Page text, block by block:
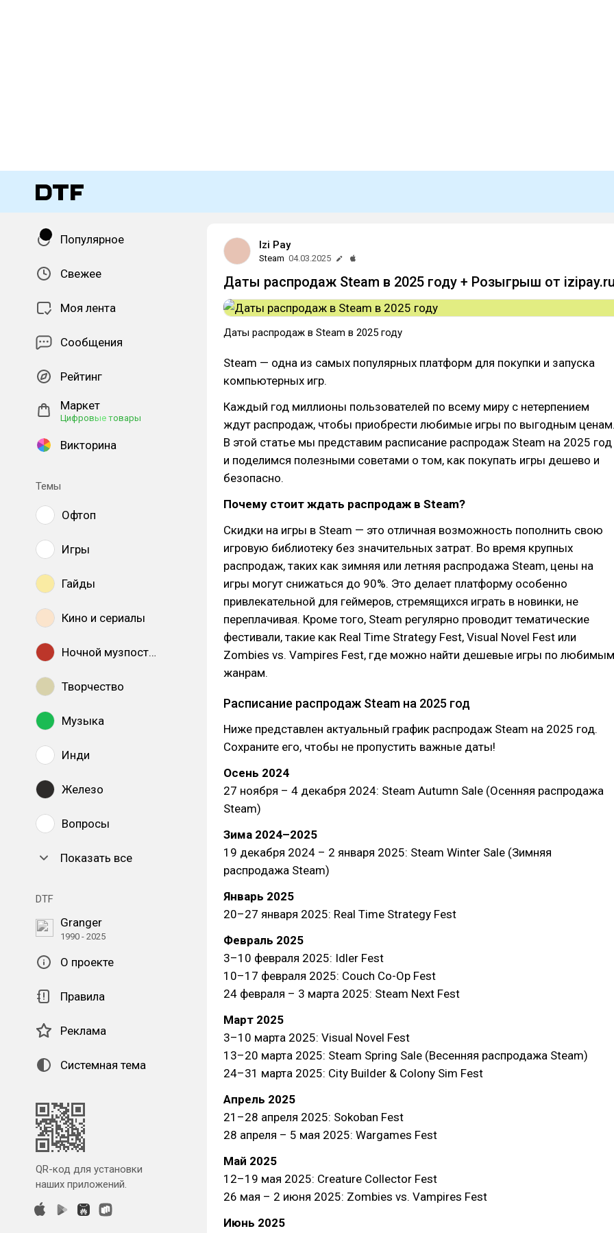
Популярное
Свежее
Моя лента
Сообщения
Рейтинг
Маркет
Цифровые товары
Викторина
Темы
Офтоп
Игры
Гайды
Кино и сериалы
Ночной музпостинг
Творчество
Музыка
Инди
Железо
Вопросы
Показать все
DTF
Granger
1990 - 2025
О проекте
Правила
Реклама
Системная тема
QR-код для установки
наших приложений.
Izi Pay
Steam 04.03.2025
Даты распродаж Steam в 2025 году + Розыгрыш от
Даты распродаж в Steam в 2025 году
Steam — одна из самых популярных платформ для покупки и запуска
компьютерных игр.
Каждый год миллионы пользователей по всему миру с нетерпением
ждут распродаж, чтобы приобрести любимые игры по выгодным
В этой статье мы представим расписание распродаж Steam на 2025 год
и поделимся полезными советами о том, как покупать игры дешево и
безопасно.
Почему стоит ждать распродаж в Steam?
Скидки на игры в Steam — это отличная возможность пополнить свою
игровую библиотеку без значительных затрат. Во время крупных
распродаж, таких как зимняя или летняя распродажа Steam, цены на
игры могут снижаться до 90%. Это делает платформу особенно
привлекательной для геймеров, стремящихся играть в новинки, не
переплачивая. Кроме того, Steam регулярно проводит тематические
фестивали, такие как Real Time Strategy Fest, Visual Novel Fest или
Zombies vs. Vampires Fest, где можно найти дешевые игры по любимым
жанрам.
Расписание распродаж Steam на 2025 год
Ниже представлен актуальный график распродаж Steam на 2025 год.
Сохраните его, чтобы не пропустить важные даты!
Осень 2024
27 ноября – 4 декабря 2024: Steam Autumn Sale (Осенняя распродажа
Steam)
Зима 2024–2025
19 декабря 2024 – 2 января 2025: Steam Winter Sale (Зимняя
распродажа Steam)
Январь 2025
20–27 января 2025: Real Time Strategy Fest
Февраль 2025
3–10 февраля 2025: Idler Fest
10–17 февраля 2025: Couch Co-Op Fest
24 февраля – 3 марта 2025: Steam Next Fest
Март 2025
3–10 марта 2025: Visual Novel Fest
13–20 марта 2025: Steam Spring Sale (Весенняя распродажа Steam)
24–31 марта 2025: City Builder & Colony Sim Fest
Апрель 2025
21–28 апреля 2025: Sokoban Fest
28 апреля – 5 мая 2025: Wargames Fest
Май 2025
12–19 мая 2025: Creature Collector Fest
26 мая – 2 июня 2025: Zombies vs. Vampires Fest
Июнь 2025